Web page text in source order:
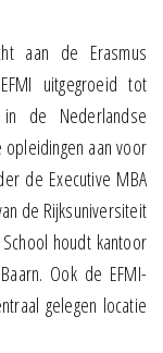
aan de Erasmus
uitgegroeid tot
in de Nederlandse
aan voor
de Executive MBA
de Rijksuniversiteit
houdt kantoor
Ook de EFMI-
gelegen locatie